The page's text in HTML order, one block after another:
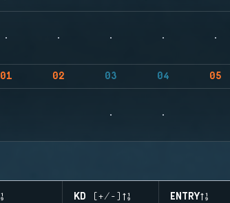
01 02 03 04 05
KD (+/-) ENTRY